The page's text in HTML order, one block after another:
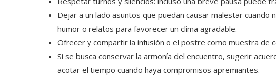
Dejar a un lado asuntos que puedan causar malestar
humor o relatos para favorecer un clima agradable.
Ofrecer y compartir la infusión o el postre como muestra de
Si se busca conservar la armonía del encuentro, sugerir
acotar el tiempo cuando haya compromisos apremiantes.